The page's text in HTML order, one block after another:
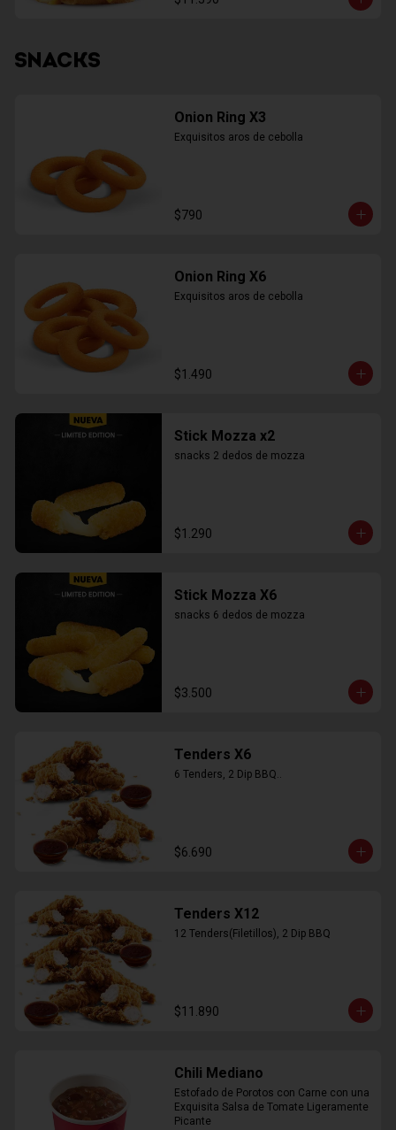
SNACKS
Onion Ring X3
Exquisitos aros de cebolla
$790
Onion Ring X6
Exquisitos aros de cebolla
$1.490
Stick Mozza x2
snacks 2 dedos de mozza
$1.290
Stick Mozza X6
snacks 6 dedos de mozza
$3.500
Tenders X6
6 Tenders, 2 Dip BBQ..
$6.690
Tenders X12
12 Tenders(Filetillos), 2 Dip BBQ
$11.890
Chili Mediano
Estofado de Porotos con Carne con una
Exquisita Salsa de Tomate Ligeramente
Picante